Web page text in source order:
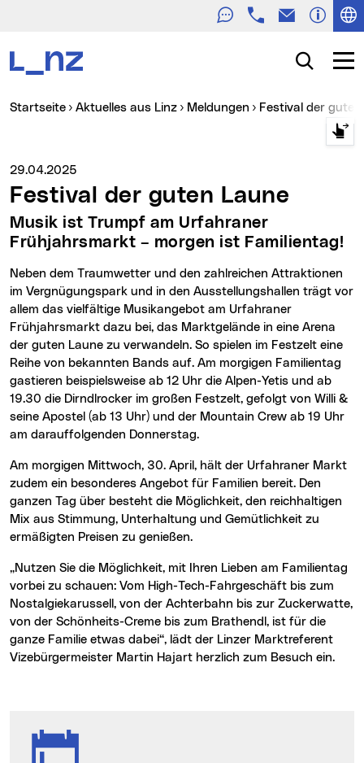
TelefonE-Mail
Suche
Sie sind hier:
Startseite Aktuelles aus Linz Meldungen Festival der
Medienservice vom:
29.04.2025
Festival der guten Laune
Musik ist Trumpf am Urfahraner
Frühjahrsmarkt – morgen ist Familientag!
Neben dem Traumwetter und den zahlreichen Attraktionen
im Vergnügungspark und in den Ausstellungshallen trägt vor
allem das vielfältige Musikangebot am Urfahraner
Frühjahrsmarkt dazu bei, das Marktgelände in eine Arena
der guten Laune zu verwandeln. So spielen im Festzelt eine
Reihe von bekannten Bands auf. Am morgigen Familientag
gastieren beispielsweise ab 12 Uhr die Alpen-Yetis und ab
19.30 die Dirndlrocker im großen Festzelt, gefolgt von Willi &
seine Apostel (ab 13 Uhr) und der Mountain Crew ab 19 Uhr
am darauffolgenden Donnerstag.
Am morgigen Mittwoch, 30. April, hält der Urfahraner Markt
zudem ein besonderes Angebot für Familien bereit. Den
ganzen Tag über besteht die Möglichkeit, den reichhaltigen
Mix aus Stimmung, Unterhaltung und Gemütlichkeit zu
ermäßigten Preisen zu genießen.
„Nutzen Sie die Möglichkeit, mit Ihren Lieben am Familientag
vorbei zu schauen: Vom High-Tech-Fahrgeschäft bis zum
Nostalgiekarussell, von der Achterbahn bis zur Zuckerwatte,
von der Schönheits-Creme bis zum Brathendl, ist für die
ganze Familie etwas dabei“, lädt der Linzer Marktreferent
Vizebürgermeister Martin Hajart herzlich zum Besuch ein.